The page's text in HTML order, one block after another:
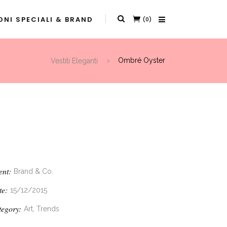
SPECIALI & BRAND (0)
Vestiti Eleganti Ombré Oyster
Brand & Co.
15/12/2015
Art, Trends